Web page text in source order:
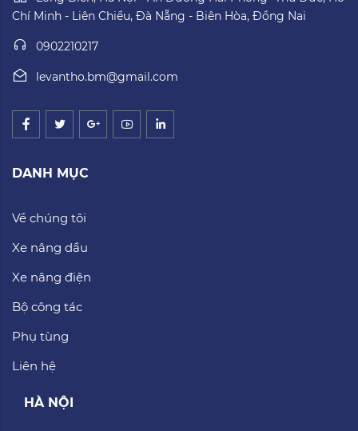
Chí Minh - Liên Chiểu, Đà Nẵng - Biên Hòa, Đồng Nai
0902210217
levantho.bm@gmail.com
DANH MỤC
Về chúng tôi
Xe nâng dầu
Xe nâng điện
Bộ công tác
Phụ tùng
Liên hệ
HÀ NỘI